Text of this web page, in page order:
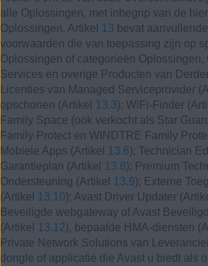
alle Oplossingen, met inbegrip van de
Oplossingen. Artikel
13 bevat
voorwaarden die van toepassing zijn op
Oplossingen of categorieën Oplossingen,
Services en overige Producten van
Licenties van Managed Serviceprovider
opschonen (Artikel
13.3); WiFi-Finder
Family Space (ook verkocht als Star
Family Protect en WINDTRE Family
Mobiele Apps (Artikel
13.6); Technician
Garantieplan (Artikel
13.8); Premium
Ondersteuning (Artikel
13.9); Externe
(Artikel
13.10); Avast Driver Updater
Beveiligde webgateway of Avast
(Artikel
13.12), bepaalde HMA-diensten
Private Network Solutions van
dongle of applicatie die Avast u biedt als